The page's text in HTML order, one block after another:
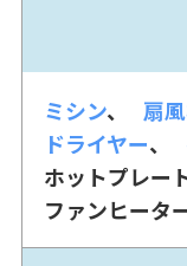
ミシン 扇
ドライヤー
ホットプレー
ファンヒータ